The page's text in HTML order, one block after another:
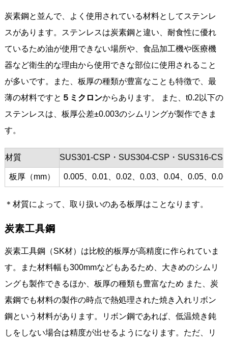
炭素鋼と並んで、よく使用されている材料としてステンレ
スがあります。ステンレスは炭素鋼と違い、耐食性に優れ
ているため油が使用できない場所や、食品加工機や医療機
器など衛生的な理由から使用できな部位に使用されること
が多いです。また、板厚の種類が豊富なことも特徴で、最
薄の材料ですと ５ミクロンからあります。 また、t0.2以下の
ステンレスは、板厚公差±0.003のシムリングが製作できま
す。
材質 SUS301-CSP・SUS304-CSP・SUS316-
板厚（mm） 0.005、0.01、0.02、0.03、0.04、0.05、
＊材質によって、取り扱いのある板厚はことなります。
炭素工具鋼
炭素工具鋼（SK材）は比較的板厚が高精度に作られていま
す。また材料幅も300mmなどもあるため、大きめのシムリ
ングも製作できるほか、板厚の種類も豊富なため また、炭
素鋼でも材料の製作の時点で熱処理された焼き入れリボン
鋼という材料があります。リボン鋼であれば、低温焼き鈍
しをしない場合は精度が出せるようになります。ただ、リ